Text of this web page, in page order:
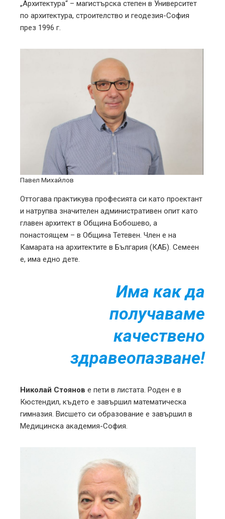
„Архитектура“ – магистърска степен в Университет
по архитектура, строителство и геодезия-София
през 1996 г.
Павел Михайлов
Оттогава практикува професията си като проектант
и натрупва значителен административен опит като
главен архитект в Община Бобошево, а
понастоящем – в Община Тетевен. Член е на
Камарата на архитектите в България (КАБ). Семеен
е, има едно дете.
Има как да
получаваме
качествено
здравеопазване!
Николай Стоянов е пети в листата. Роден е в
Кюстендил, където е завършил математическа
гимназия. Висшето си образование е завършил в
Медицинска академия-София.